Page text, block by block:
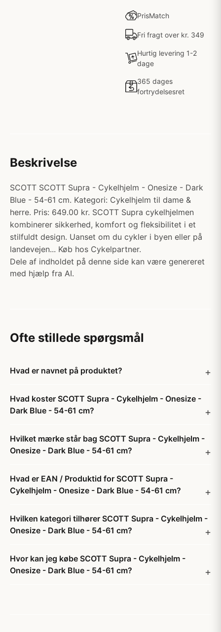
PrisMatch
Fri fragt over kr. 349
Hurtig levering 1-2
dage
365 dages
fortrydelsesret
Beskrivelse
SCOTT SCOTT Supra - Cykelhjelm - Onesize - Dark
Blue - 54-61 cm. Kategori: Cykelhjelm til dame &
herre. Pris: 649.00 kr. SCOTT Supra cykelhjelmen
kombinerer sikkerhed, komfort og fleksibilitet i et
stilfuldt design. Uanset om du cykler i byen eller på
landevejen... Køb hos Cykelpartner.
Dele af indholdet på denne side kan være genereret
med hjælp fra AI.
Ofte stillede spørgsmål
Hvad er navnet på produktet?
Hvad koster SCOTT Supra - Cykelhjelm - Onesize -
Dark Blue - 54-61 cm?
Hvilket mærke står bag SCOTT Supra - Cykelhjelm -
Onesize - Dark Blue - 54-61 cm?
Hvad er EAN / Produktid for SCOTT Supra -
Cykelhjelm - Onesize - Dark Blue - 54-61 cm?
Hvilken kategori tilhører SCOTT Supra - Cykelhjelm -
Onesize - Dark Blue - 54-61 cm?
Hvor kan jeg købe SCOTT Supra - Cykelhjelm -
Onesize - Dark Blue - 54-61 cm?